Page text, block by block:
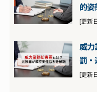
的
[更新
威
罰
[更新